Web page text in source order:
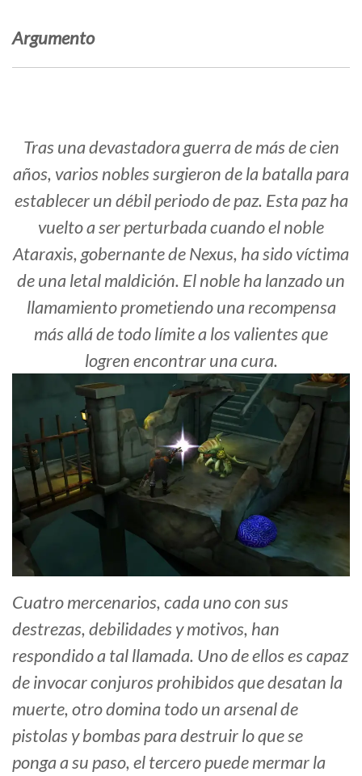
Argumento
Tras una devastadora guerra de más de cien
años, varios nobles surgieron de la batalla para
establecer un débil periodo de paz. Esta paz ha
vuelto a ser perturbada cuando el noble
Ataraxis, gobernante de Nexus, ha sido víctima
de una letal maldición. El noble ha lanzado un
llamamiento prometiendo una recompensa
más allá de todo límite a los valientes que
logren encontrar una cura.
Cuatro mercenarios, cada uno con sus
destrezas, debilidades y motivos, han
respondido a tal llamada. Uno de ellos es capaz
de invocar conjuros prohibidos que desatan la
muerte, otro domina todo un arsenal de
pistolas y bombas para destruir lo que se
ponga a su paso, el tercero puede mermar la